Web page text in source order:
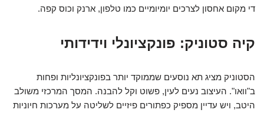
די מקום אחסון לצרכים יומיומיים כמו טלפון, ארנק וכוס קפה.
קיה סטוניק: פונקציונלי וידידותי
הסטוניק מציג תא נוסעים שממוקד יותר בפונקציונליות ופחות
ב"וואו". העיצוב נעים לעין, פשוט וקל להבנה. המסך המרכזי משולב
היטב, ויש עדיין מספיק כפתורים פיזיים לשליטה על מערכות חיוניות